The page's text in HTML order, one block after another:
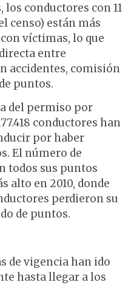
los conductores con 11
censo) están más
víctimas, lo que
entre
accidentes, comisión
puntos.
del permiso por
conductores han
por haber
El número de
todos sus puntos
alto en 2010, donde
perdieron su
de puntos.
de vigencia han ido
hasta llegar a los